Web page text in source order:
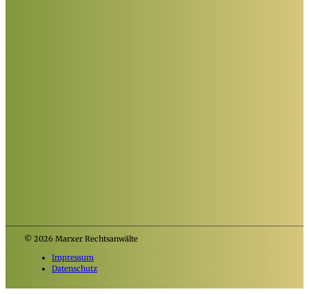
© 2026 Marxer Rechtsanwälte
Impressum
Datenschutz